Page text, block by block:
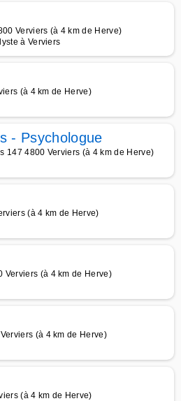
Verviers (à 4 km de Herve)
à Verviers
(à 4 km de Herve)
- Psychologue
147 4800 Verviers (à 4 km de Herve)
(à 4 km de Herve)
Verviers (à 4 km de Herve)
(à 4 km de Herve)
(à 4 km de Herve)